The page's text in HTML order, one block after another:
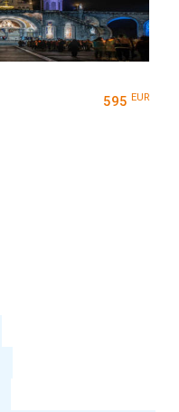
595 EUR